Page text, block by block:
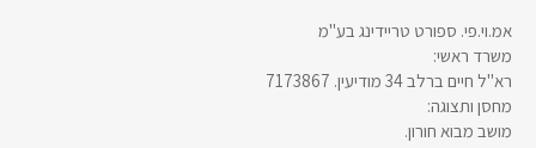
אמ.וי.פי. ספורט טריידינג בע"מ
:משרד ראשי
רא"ל חיים ברלב 34 מודיעין. 7173867
:מחסן ותצוגה
.מושב מבוא חורון